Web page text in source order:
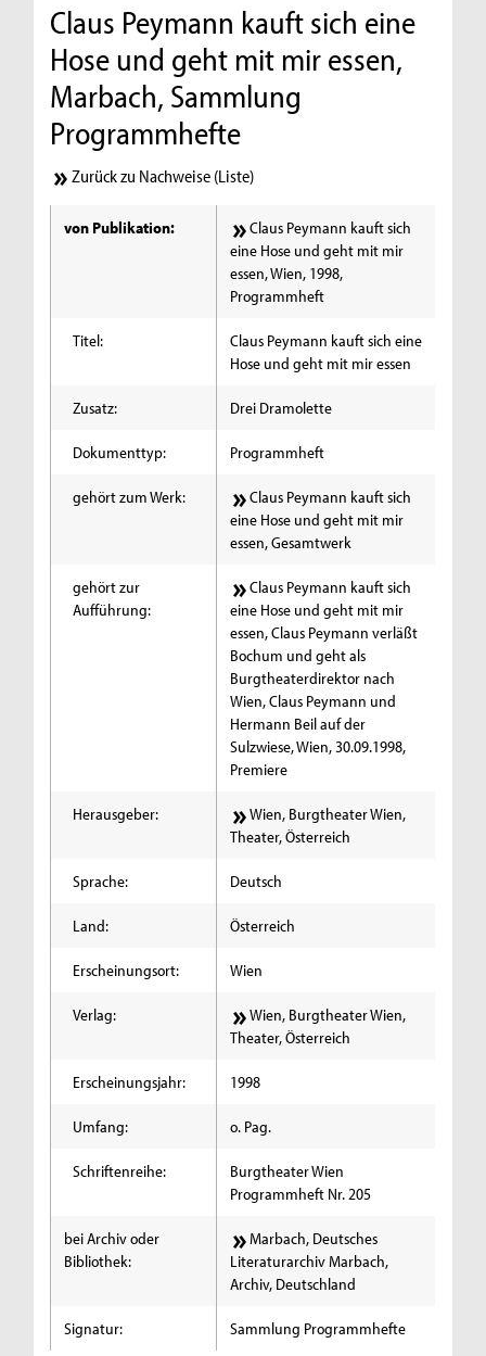
Claus Peymann kauft sich eine
Hose und geht mit mir essen,
Marbach, Sammlung
Programmhefte
Zurück zu Nachweise (Liste)
von Publikation:
Claus Peymann kauft sich
eine Hose und geht mit mir
essen, Wien, 1998,
Programmheft
Titel:
Claus Peymann kauft sich eine
Hose und geht mit mir essen
Zusatz: Drei Dramolette
Dokumenttyp: Programmheft
gehört zum Werk:
Claus Peymann kauft sich
eine Hose und geht mit mir
essen, Gesamtwerk
gehört zur
Aufführung:
Claus Peymann kauft sich
eine Hose und geht mit mir
essen, Claus Peymann verläßt
Bochum und geht als
Burgtheaterdirektor nach
Wien, Claus Peymann und
Hermann Beil auf der
Sulzwiese, Wien, 30.09.1998,
Premiere
Herausgeber:
Wien, Burgtheater Wien,
Theater, Österreich
Sprache: Deutsch
Land: Österreich
Erscheinungsort: Wien
Verlag:
Wien, Burgtheater Wien,
Theater, Österreich
Erscheinungsjahr: 1998
Umfang: o. Pag.
Schriftenreihe:
Burgtheater Wien
Programmheft Nr. 205
bei Archiv oder
Bibliothek:
Marbach, Deutsches
Literaturarchiv Marbach,
Archiv, Deutschland
Signatur: Sammlung Programmhefte